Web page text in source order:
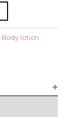
Body lotion